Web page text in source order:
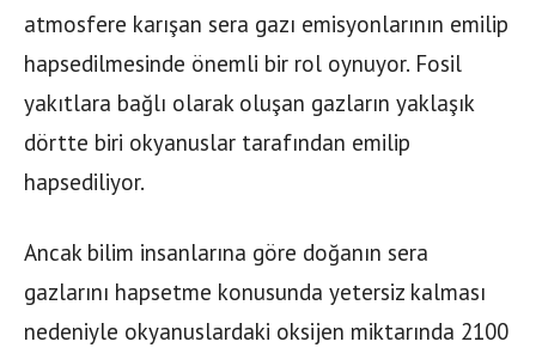
atmosfere karışan sera gazı emisyonlarının emilip
hapsedilmesinde önemli bir rol oynuyor. Fosil
yakıtlara bağlı olarak oluşan gazların yaklaşık
dörtte biri okyanuslar tarafından emilip
hapsediliyor.
Ancak bilim insanlarına göre doğanın sera
gazlarını hapsetme konusunda yetersiz kalması
nedeniyle okyanuslardaki oksijen miktarında 2100